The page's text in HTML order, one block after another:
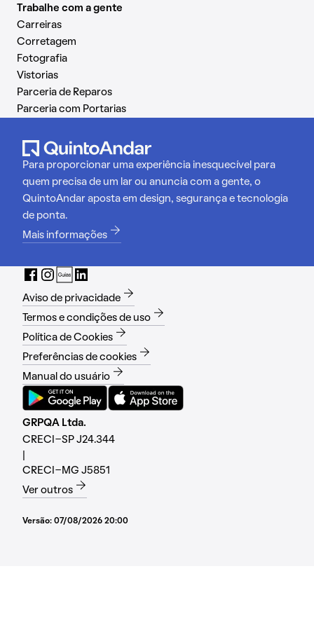
Trabalhe com a gente
Carreiras
Corretagem
Fotografia
Vistorias
Parceria de Reparos
Parceria com Portarias
Para proporcionar uma experiência inesquecível para
quem precisa de um lar ou anuncia com a gente, o
QuintoAndar aposta em design, segurança e tecnologia
de ponta.
Mais informações
Aviso de privacidade
Termos e condições de uso
Política de Cookies
Preferências de cookies
Manual do usuário
GRPQA Ltda.
CRECI-SP J24.344
CRECI-MG J5851
Ver outros
Versão: 07/08/2026 20:00